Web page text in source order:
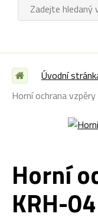
Úvodní
Horní ochrana
Horní
KRH-04